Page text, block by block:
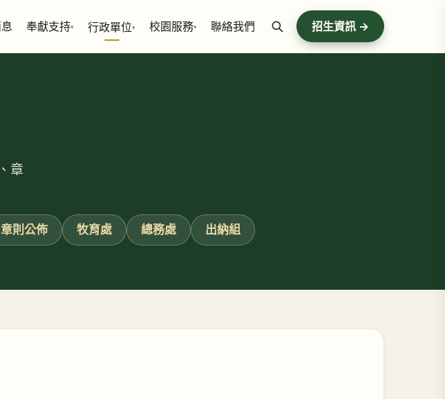
奉獻支持▾ 行政單位▾ 校園服務▾ 聯絡我們 招生資訊 →
章
章則公佈 牧育處 總務處 出納組